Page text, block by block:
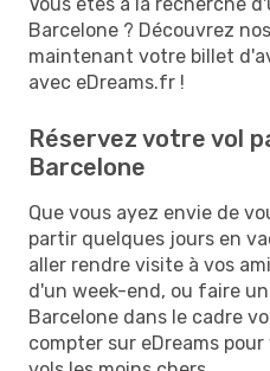
Barcelone ? Découvrez
maintenant votre billet
avec eDreams.fr !
Réservez votre vol
Barcelone
Que vous ayez envie de
partir quelques jours en
aller rendre visite à vos
d'un week-end, ou faire
Barcelone dans le cadre
compter sur eDreams